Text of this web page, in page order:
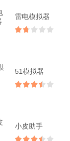
雷电模拟器
51模拟器
小皮助手